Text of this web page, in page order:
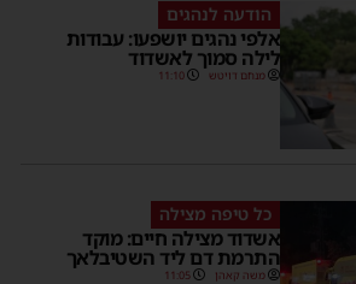
הודעה לנהגים
אלפי נהגים יושפעו: עבודות
לילה סמוך לאשדוד
מנחם דויטש 11:10
כל טיפה מצילה
אשדוד מצילה חיים: מוקד
התרמת דם ליד השטיבלאך
משה קאהן 11:05